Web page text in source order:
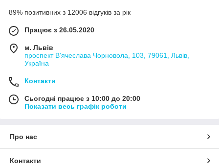
89% позитивних з 12006 відгуків за рік
Працює з 26.05.2020
м. Львів
проспект В'ячеслава Чорновола, 103, 79061, Львів,
Україна
Контакти
Сьогодні працює з 10:00 до 20:00
Показати весь графік роботи
Про нас
Контакти